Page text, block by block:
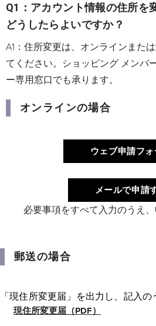
nuskin.com（Web）の各種操作方法
nuskin.com（Web）の使い方
Q1：アカウント情報の住所を
どうしたらよいですか？
A1：住所変更は、オンラインまた
てください。ショッピング メンバ
ー専用窓口でも承ります。
オンラインの場合
ウェブ申請フ
メールで申請
必要事項をすべて入力のうえ、
郵送の場合
「現住所変更届」を出力し、記入の
現住所変更届（PDF）